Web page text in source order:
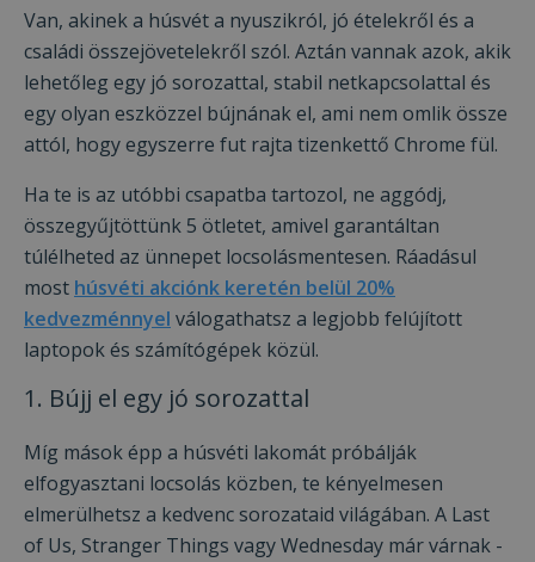
Van, akinek a húsvét a nyuszikról, jó ételekről és a
családi összejövetelekről szól. Aztán vannak azok, akik
lehetőleg egy jó sorozattal, stabil netkapcsolattal és
egy olyan eszközzel bújnának el, ami nem omlik össze
attól, hogy egyszerre fut rajta tizenkettő Chrome fül.
Ha te is az utóbbi csapatba tartozol, ne aggódj,
összegyűjtöttünk 5 ötletet, amivel garantáltan
túlélheted az ünnepet locsolásmentesen. Ráadásul
most húsvéti akciónk keretén belül 20%
kedvezménnyel válogathatsz a legjobb felújított
laptopok és számítógépek közül.
1. Bújj el egy jó sorozattal
Míg mások épp a húsvéti lakomát próbálják
elfogyasztani locsolás közben, te kényelmesen
elmerülhetsz a kedvenc sorozataid világában. A Last
of Us, Stranger Things vagy Wednesday már várnak -